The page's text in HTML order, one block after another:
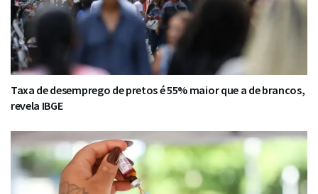
Taxa de desemprego de pretos é 55% maior que a de brancos,
revela IBGE